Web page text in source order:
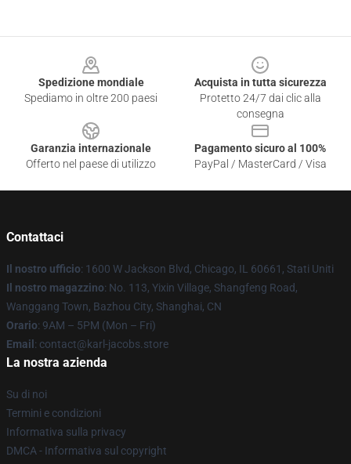
Spedizione mondiale
Spediamo in oltre 200 paesi
Acquista in tutta sicurezza
Protetto 24/7 dai clic alla
consegna
Garanzia internazionale
Offerto nel paese di utilizzo
Pagamento sicuro al 100%
PayPal / MasterCard / Visa
Contattaci
Il nostro ufficio: 1600 W Jackson Blvd, Chicago, IL 60661, Stati Uniti
Il nostro magazzino: No. 113, Yixin Village, Shangfeng Road,
Wanggang Town, Bazhou City, Shanghai, CN
Orario: 9AM – 5PM (Mon – Fri)
Email : contact@karl-jacobs.store
La nostra azienda
Su di noi
Termini e condizioni
Informativa sulla privacy
DMCA - Informativa sul copyright